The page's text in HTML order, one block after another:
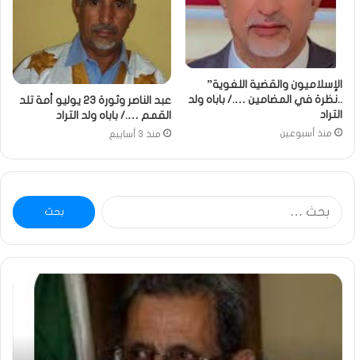
الإسلاميون والقضية اللغوية”
..نظرة في المضامين …./ باباه ولد
التراد
منذ أسبوعين
عبد الناصر وثورة 23 يوليو أمة تلد
القمم …./ باباه ولد التراد
منذ 3 أسابيع
البحث
عن:
ومضة